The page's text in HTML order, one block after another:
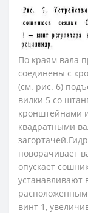
По краям вала
соединены с
(см. рис. 6)
вилки 5 со
кронштейнами
квадратными
поворачивает
опускает
устанавливают
винт 1,